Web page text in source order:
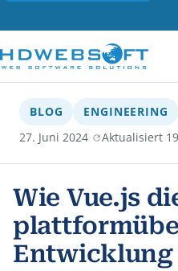
BLOG ENGINEERING
27. Juni 2024· Aktualisiert
Wie Vue.js